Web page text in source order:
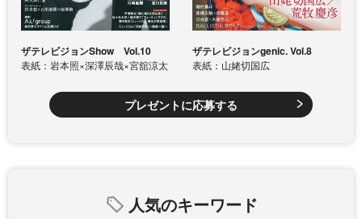
ザテレビジョンShow Vol.10
表紙：岩本照×深澤辰哉×宮舘涼太
ザテレビジョンgenic. Vol.8
表紙：山姥切国広
プレゼントに応募する
人気のキーワード